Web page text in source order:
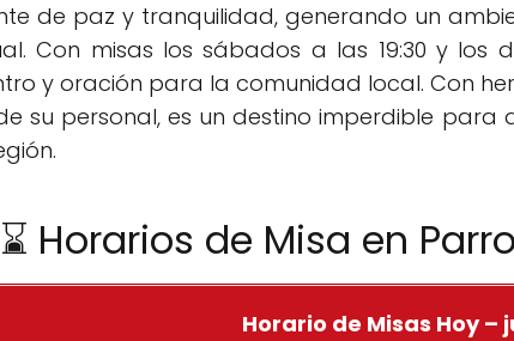
de paz y tranquilidad, generando un
Con misas los sábados a las 19:30 y
y oración para la comunidad local. Con
su personal, es un destino imperdible
⌛ Horarios de Misa en
Horario de Misas Hoy –